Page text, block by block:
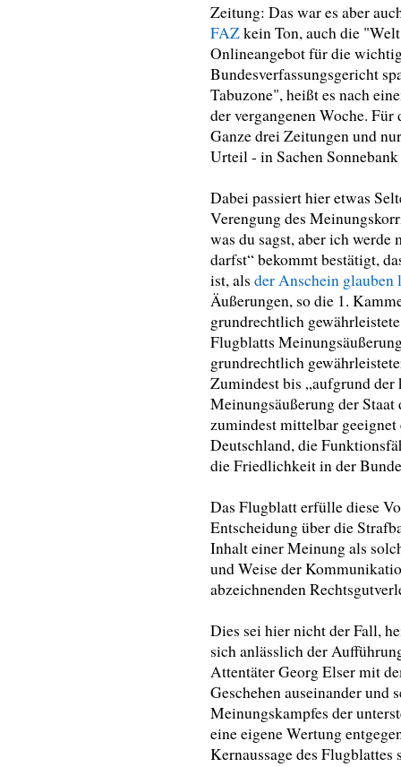
Zeitung: Das war es aber
FAZkein Ton, auch die
Onlineangebot für die
Bundesverfassungsgericht
Tabuzone", heißt es nach
der vergangenen Woche.
Ganze drei Zeitungen und
Urteil - in Sachen
Dabei passiert hier etwas
Verengung des
was du sagst, aber ich werde
darfst“ bekommt bestätigt,
ist, als der Anschein glauben
Äußerungen, so die 1.
grundrechtlich
Flugblatts
grundrechtlich
Zumindest bis „aufgrund
Meinungsäußerung der
zumindest mittelbar
Deutschland, die
die Friedlichkeit in der
Das Flugblatt erfülle diese
Entscheidung über die
Inhalt einer Meinung als
und Weise der
abzeichnenden
Dies sei hier nicht der Fall,
sich anlässlich der
Attentäter Georg Elser mit
Geschehen auseinander und
Meinungskampfes der
eine eigene Wertung
Kernaussage des